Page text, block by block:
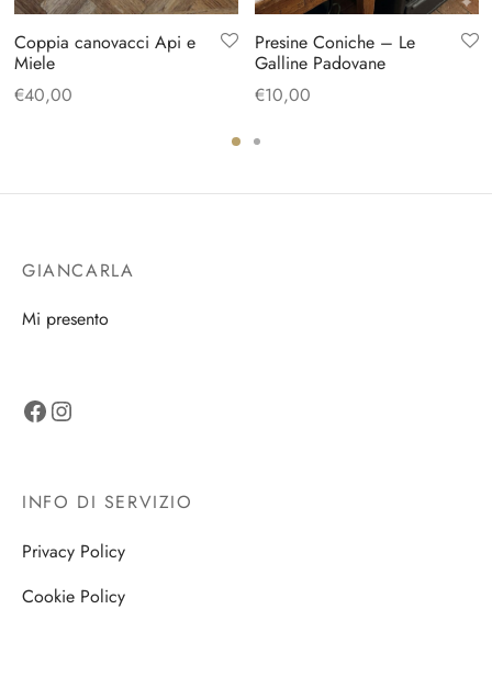
Coppia canovacci Api e
Miele
€40,00
Presine Coniche – Le
Galline Padovane
€10,00
GIANCARLA
Mi presento
Facebook
INFO DI SERVIZIO
Privacy Policy
Cookie Policy